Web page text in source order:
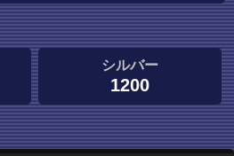
シルバー
1200